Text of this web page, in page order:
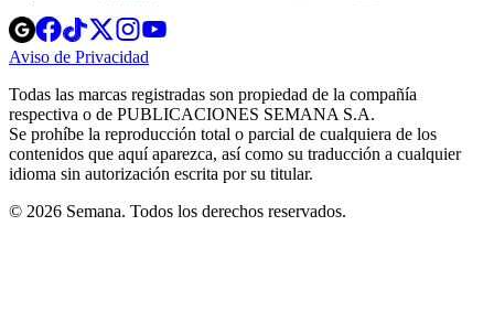
Opens
in
new
Opens
in
new
Opens
in
new
window
Opens
new
windowwindow
Aviso de Privacidad
new
window
Todas las marcas registradas son propiedad de la compañía
respectiva o de PUBLICACIONES SEMANA S.A.
Se prohíbe la reproducción total o parcial de cualquiera de los
contenidos que aquí aparezca, así como su traducción a cualquier
idioma sin autorización escrita por su titular.
© 2026 Semana. Todos los derechos reservados.